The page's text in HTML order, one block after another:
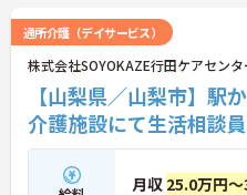
通所介護（デイサービス）
株式会社SOYOKAZE行田ケアセン
【山梨県／山梨市】
介護施設にて生活相談
月収 25.0万円